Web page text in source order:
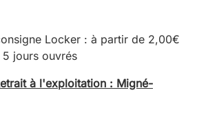
Locker : à partir de 2,00€
5 jours ouvrés
à l'exploitation : Migné-